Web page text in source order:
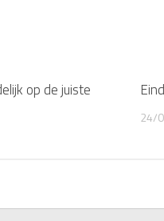
op de juiste
24/